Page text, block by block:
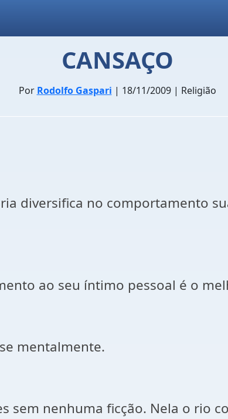
CANSAÇO
Por Rodolfo Gaspari | 18/11/2009 | Religião
diversifica no comportamento
ao seu íntimo pessoal é o
mentalmente.
sem nenhuma ficção. Nela o rio